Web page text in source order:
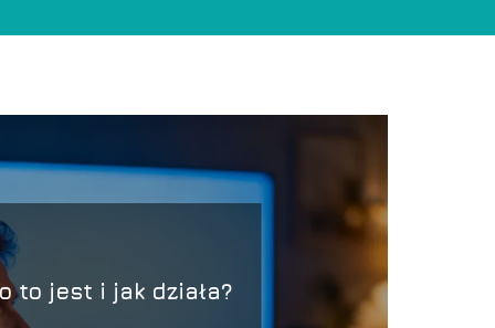
to jest i jak działa?